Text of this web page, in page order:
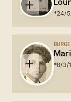
*24/
Nederland -
Ereveld Loenen
*8/3/